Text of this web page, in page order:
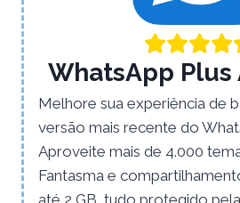
WhatsApp Plus
Melhore sua experiência de
versão mais recente do
Aproveite mais de 4.000
Fantasma e
até 2 GB, tudo protegido